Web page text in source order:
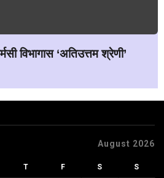
विभागास ‘अतिउत्तम श्रेणी’
August 2026
T F S S